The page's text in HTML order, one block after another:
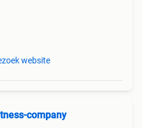
website
company